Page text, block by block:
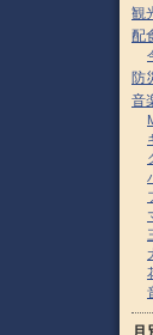
観
配
防
音